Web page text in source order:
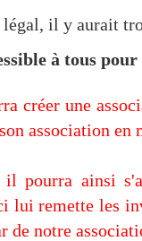
légal, il y aurait
à tous
créer une
association en
pourra ainsi
lui remette les
de notre